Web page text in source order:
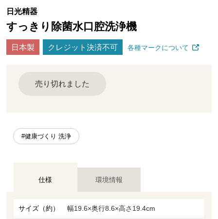
日光精器
すっきり除菌水口腔洗浄機
日本製 クレジット決済不可 各種マークについて
売り切れました
#健康づくり 洗浄
仕様 環境情報
サイズ（約） 幅19.6×奥行8.6×高さ19.4cm